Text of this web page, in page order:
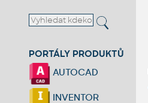
PORTÁLY PRODUKTŮ
AUTOCAD
INVENTOR